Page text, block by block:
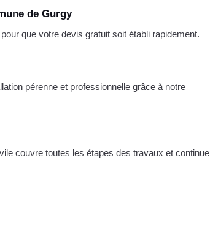
de Gurgy
que votre devis gratuit soit établi rapidement.
pérenne et professionnelle grâce à notre
couvre toutes les étapes des travaux et continue